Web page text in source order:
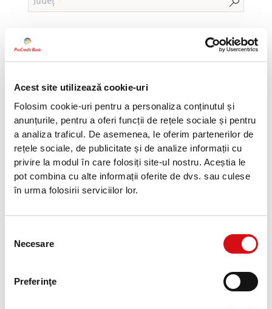
Acest site utilizează cookie-uri
Folosim cookie-uri pentru a personaliza conținutul și
anunțurile, pentru a oferi funcții de rețele sociale și pentru
a analiza traficul. De asemenea, le oferim partenerilor de
rețele sociale, de publicitate și de analize informații cu
privire la modul în care folosiți site-ul nostru. Aceștia le
pot combina cu alte informații oferite de dvs. sau culese
în urma folosirii serviciilor lor.
consimțământului
Necesare
Preferinţe
Prin bifarea căsuței, declar că sunt de acord în
această pagină și că am citit documentul
privindprotecția datelor cu caracter
personalfurnizat de ProCredit Bank în
conformitate cu Regulamentul (UE) nr.
2016/679 privind protecția persoanelor fizice în
ceea ce privește prelucrarea datelor cu caracter
personal și libera circulație a acestor date.